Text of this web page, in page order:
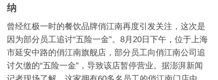
纳
曾经红极一时的餐饮品牌俏江南再度引发关注，这次是
因为部分员工追讨“五险一金”。8月20日下午，位于上海
市延安中路的俏江南旗舰店，部分员工向俏江南公司追
讨欠缴的“五险一金”，导致该店暂停营业。据澎湃新闻